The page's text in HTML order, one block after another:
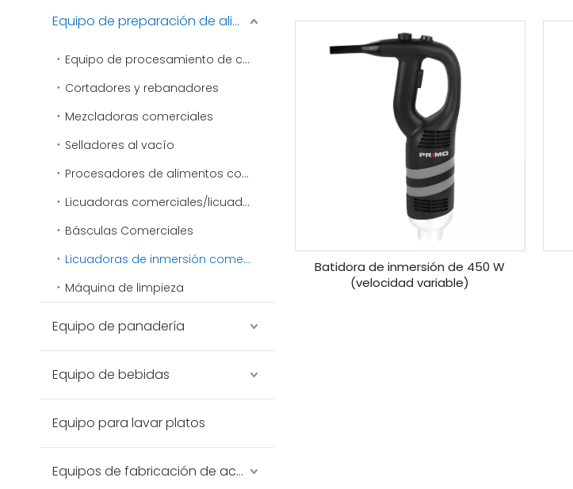
Equipo de preparación de alimentos
Equipo de procesamiento de carne
Cortadores y rebanadores
Mezcladoras comerciales
Selladores al vacío
Procesadores de alimentos comerciales
Licuadoras comerciales/licuadoras de alimentos
Básculas Comerciales
Licuadoras de inmersión comerciales
Máquina de limpieza
Equipo de panadería
Equipo de bebidas
Equipo para lavar platos
Equipos de fabricación de acero inoxidable
Batidora de inmersión de 450 W
(velocidad variable)